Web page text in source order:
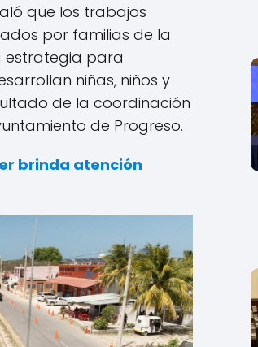
que los trabajos
por familias de la
estrategia para
niñas, niños y
de la coordinación
de Progreso.
brinda atención